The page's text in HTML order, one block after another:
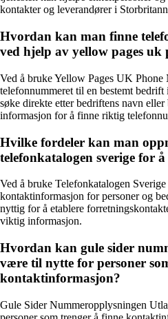
kontakter og leverandører i
Hvordan kan man finne
ved hjelp av yellow pages uk
Ved å bruke Yellow Pages UK Phone
telefonnummeret til en bestemt
søke direkte etter bedriftens navn
informasjon for å finne riktig
Hvilke fordeler kan man
telefonkatalogen sverige for
Ved å bruke Telefonkatalogen
kontaktinformasjon for personer og
nyttig for å etablere
viktig informasjon.
Hvordan kan gule sider
være til nytte for personer
kontaktinformasjon?
Gule Sider Nummeropplysningen